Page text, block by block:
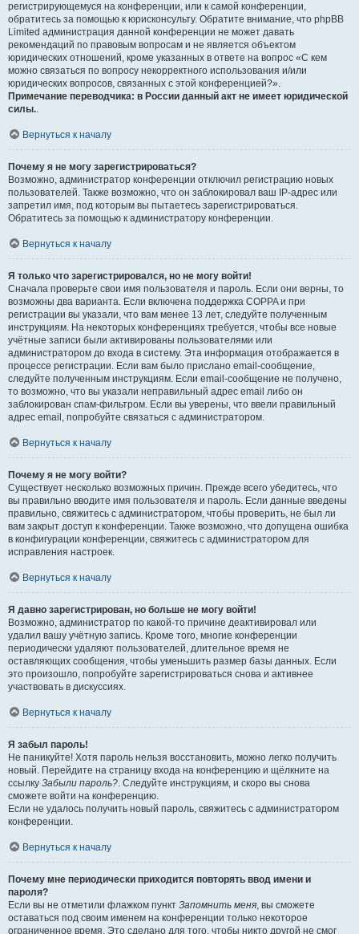
регистрирующемуся на конференции, или к самой конференции,
обратитесь за помощью к юрисконсульту. Обратите внимание, что phpBB
Limited администрация данной конференции не может давать
рекомендаций по правовым вопросам и не является объектом
юридических отношений, кроме указанных в ответе на вопрос «С кем
можно связаться по вопросу некорректного использования и/или
юридических вопросов, связанных с этой конференцией?».
Примечание переводчика: в России данный акт не имеет юридической
силы..
Вернуться к началу
Почему я не могу зарегистрироваться?
Возможно, администратор конференции отключил регистрацию новых
пользователей. Также возможно, что он заблокировал ваш IP-адрес или
запретил имя, под которым вы пытаетесь зарегистрироваться.
Обратитесь за помощью к администратору конференции.
Вернуться к началу
Я только что зарегистрировался, но не могу войти!
Сначала проверьте свои имя пользователя и пароль. Если они верны, то
возможны два варианта. Если включена поддержка COPPA и при
регистрации вы указали, что вам менее 13 лет, следуйте полученным
инструкциям. На некоторых конференциях требуется, чтобы все новые
учётные записи были активированы пользователями или
администратором до входа в систему. Эта информация отображается в
процессе регистрации. Если вам было прислано email-сообщение,
следуйте полученным инструкциям. Если email-сообщение не получено,
то возможно, что вы указали неправильный адрес email либо он
заблокирован спам-фильтром. Если вы уверены, что ввели правильный
адрес email, попробуйте связаться с администратором.
Вернуться к началу
Почему я не могу войти?
Существует несколько возможных причин. Прежде всего убедитесь, что
вы правильно вводите имя пользователя и пароль. Если данные введены
правильно, свяжитесь с администратором, чтобы проверить, не был ли
вам закрыт доступ к конференции. Также возможно, что допущена ошибка
в конфигурации конференции, свяжитесь с администратором для
исправления настроек.
Вернуться к началу
Я давно зарегистрирован, но больше не могу войти!
Возможно, администратор по какой-то причине деактивировал или
удалил вашу учётную запись. Кроме того, многие конференции
периодически удаляют пользователей, длительное время не
оставляющих сообщения, чтобы уменьшить размер базы данных. Если
это произошло, попробуйте зарегистрироваться снова и активнее
участвовать в дискуссиях.
Вернуться к началу
Я забыл пароль!
Не паникуйте! Хотя пароль нельзя восстановить, можно легко получить
новый. Перейдите на страницу входа на конференцию и щёлкните на
ссылку Забыли пароль?. Следуйте инструкциям, и скоро вы снова
сможете войти на конференцию.
Если не удалось получить новый пароль, свяжитесь с администратором
конференции.
Вернуться к началу
Почему мне периодически приходится повторять ввод имени и
пароля?
Если вы не отметили флажком пункт Запомнить меня, вы сможете
оставаться под своим именем на конференции только некоторое
ограниченное время. Это сделано для того, чтобы никто другой не смог